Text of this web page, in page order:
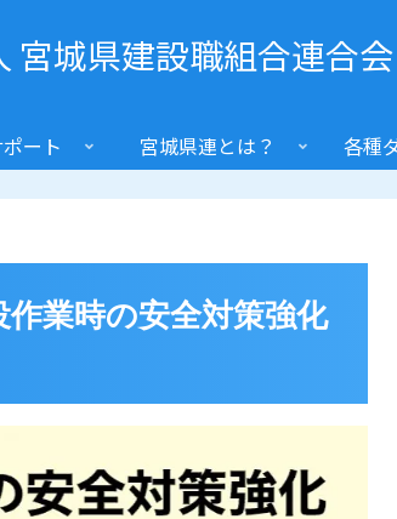
宮城県建設職組合連合会
ート 宮城県連とは？ 各種
業時の安全対策強化